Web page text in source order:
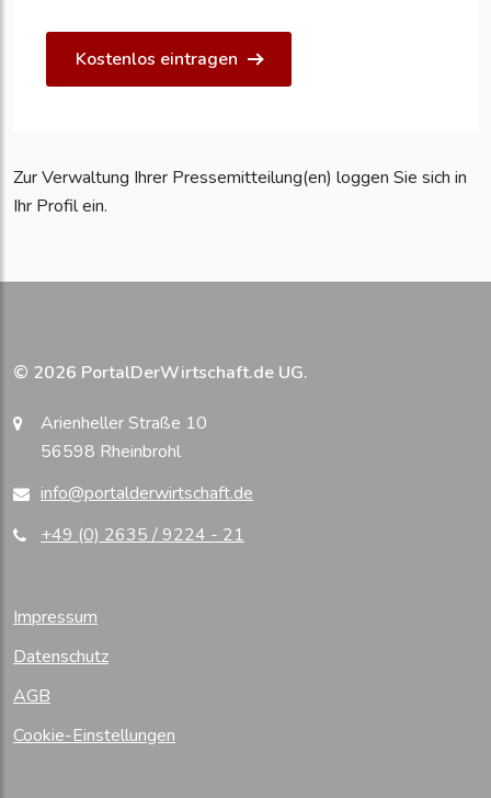
Kostenlos eintragen
Zur Verwaltung Ihrer Pressemitteilung(en) loggen Sie sich in
Ihr Profil ein.
© 2026 PortalDerWirtschaft.de UG.
Arienheller Straße 10
56598 Rheinbrohl
info@portalderwirtschaft.de
+49 (0) 2635 / 9224 - 21
Impressum
Datenschutz
AGB
Cookie-Einstellungen